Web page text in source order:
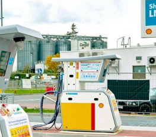
Контакты
Лучшие АЗС мира
Мнения
Видео
Подписка
использования материалов